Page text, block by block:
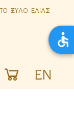
ΞΥΛΟ ΕΛΙΑΣ
EN